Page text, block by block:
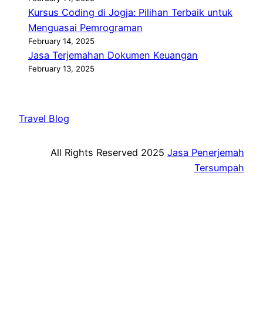
Kursus Coding di Jogja: Pilihan Terbaik untuk
Menguasai Pemrograman
February 14, 2025
Jasa Terjemahan Dokumen Keuangan
February 13, 2025
Travel Blog
All Rights Reserved 2025 Jasa Penerjemah
Tersumpah